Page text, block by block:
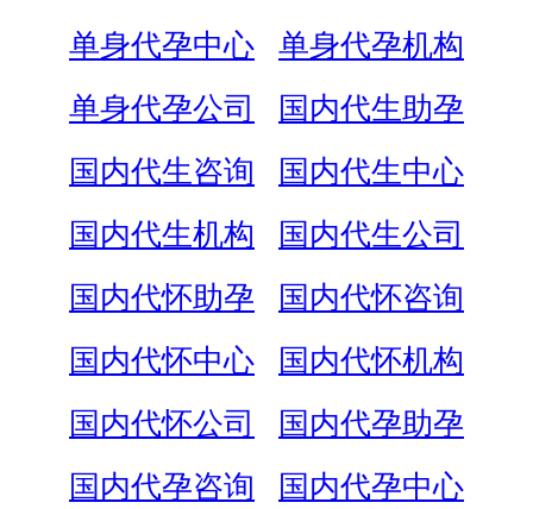
单身代孕中心
单身代孕机构
单身代孕公司
国内代生助孕
国内代生咨询
国内代生中心
国内代生机构
国内代生公司
国内代怀助孕
国内代怀咨询
国内代怀中心
国内代怀机构
国内代怀公司
国内代孕助孕
国内代孕咨询
国内代孕中心